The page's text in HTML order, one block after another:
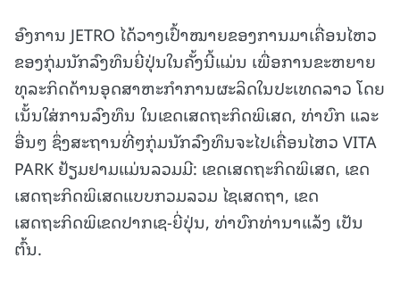
ອົງການ JETRO ໄດ້ວາງເປົ້າໝາຍຂອງການມາເຄື່ອນໄຫວ
ຂອງກຸ່ມນັກລົງທຶນຍີ່ປຸ່ນໃນຄັ້ງນີ້ແມ່ນ ເພື່ອການຂະຫຍາຍ
ທຸລະກິດດ້ານອຸດສາຫະກຳການຜະລິດໃນປະເທດລາວ ໂດຍ
ເນັ້ນໃສ່ການລົງທຶນ ໃນເຂດເສດຖະກິດພິເສດ, ທ່າບົກ ແລະ
ອື່ນໆ ຊຶ່ງສະຖານທີ່ໆກຸ່ມນັກລົງທຶນຈະໄປເຄື່ອນໄຫວ VITA
PARK ຢ້ຽມຢາມແມ່ນລວມມີ: ເຂດເສດຖະກິດພິເສດ, ເຂດ
ເສດຖະກິດພິເສດແບບກວມລວມ ໄຊເສດຖາ, ເຂດ
ເສດຖະກິດພິເຂດປາກເຊ-ຍີ່ປຸ່ນ, ທ່າບົກທ່ານາແລ້ງ ເປັນ
ຕົ້ນ.